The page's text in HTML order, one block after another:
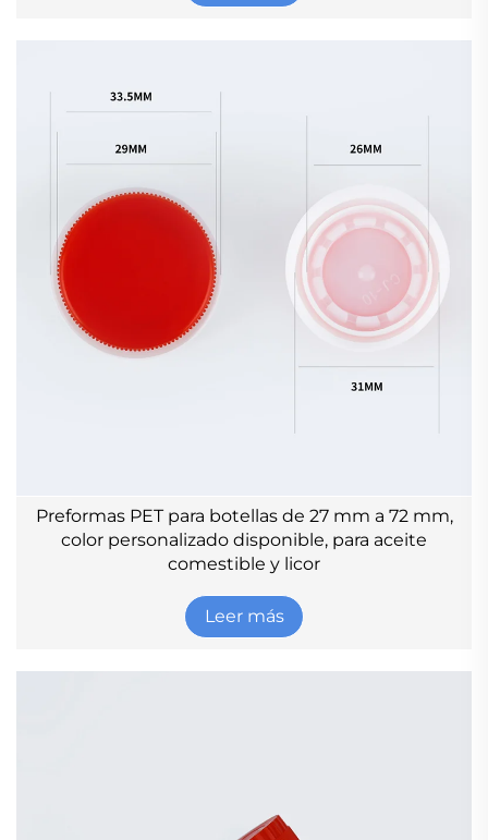
Preformas PET para botellas de 27 mm a 72 mm,
color personalizado disponible, para aceite
comestible y licor
Leer más